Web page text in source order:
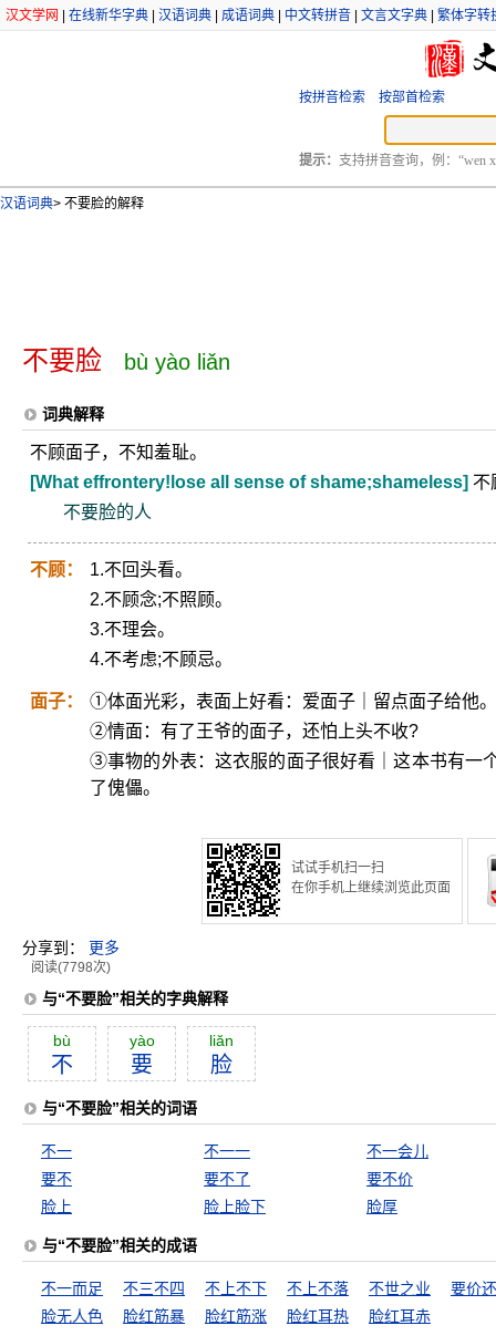
汉文学网 在线新华字典 汉语词典 成语词典 中文转拼音 文言文字典 繁体字转
按拼音检索 按部首检索
提示： 支持拼音查询，例：“wen
汉语词典> 不要脸的解释
不要脸 bù yào liǎn
词典解释
不顾面子，不知羞耻。
[What effrontery!lose all sense of shame;shameless] 不
不要脸的人
不顾：
1.不回头看。
2.不顾念;不照顾。
3.不理会。
4.不考虑;不顾忌。
面子：
①体面光彩，表面上好看：爱面子｜留点面子给他。
②情面：有了王爷的面子，还怕上头不收?
③事物的外表：这衣服的面子很好看｜这本书有一
了傀儡。
试试手机扫一扫
在你手机上继续浏览此页面
分享到： 更多
阅读(7798次)
与“不要脸”相关的字典解释
bù
不
yào
要
liăn
脸
与“不要脸”相关的词语
不一 不一一
不一会儿
要不
要不了
要不价
脸上
脸上脸下 脸厚
与“不要脸”相关的成语
不一而足 不三不四 不上不下 不上不落 不世之业
要价
脸无人色
脸红筋暴 脸红筋涨 脸红耳热 脸红耳赤